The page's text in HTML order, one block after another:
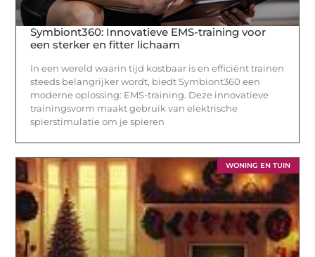
Symbiont360: Innovatieve EMS-training voor
een sterker en fitter lichaam
In een wereld waarin tijd kostbaar is en efficiënt trainen
steeds belangrijker wordt, biedt Symbiont360 een
moderne oplossing: EMS-training. Deze innovatieve
trainingsvorm maakt gebruik van elektrische
spierstimulatie om je spieren
WONING EN TUIN